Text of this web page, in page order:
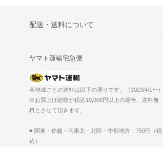
配送・送料について
ヤマト運輸宅急便
各地域ごとの送料は以下の通りです。（2023/4/1〜）
※お買上げ総額が税込10,000円以上の場合、送料無
料とさせて頂きます。
■ 関東・信越・南東北・北陸・中部地方：750円（税
込）